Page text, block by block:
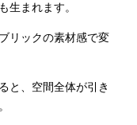
生まれます。
リックの素材感で変
と、空間全体が引き